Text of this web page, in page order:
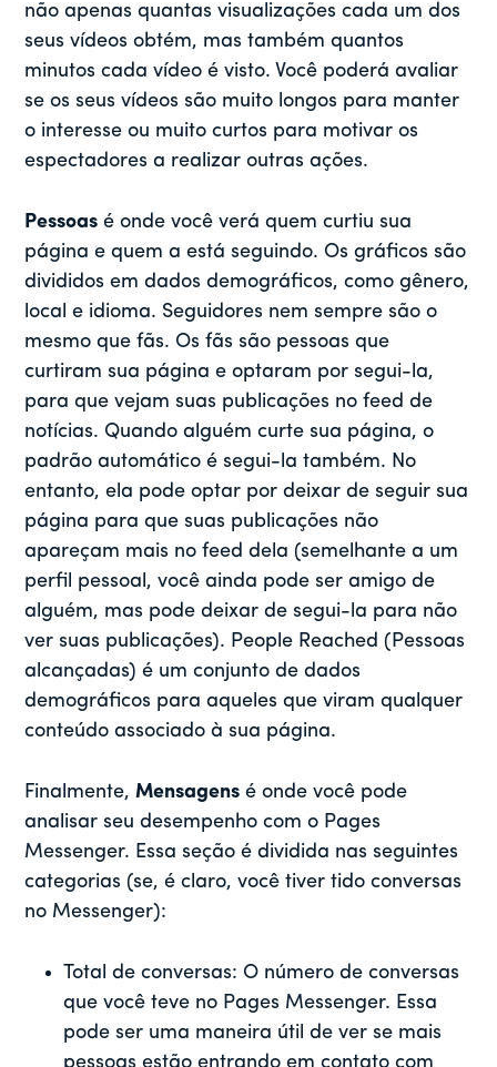
não apenas quantas visualizações cada um dos
seus vídeos obtém, mas também quantos
minutos cada vídeo é visto. Você poderá avaliar
se os seus vídeos são muito longos para manter
o interesse ou muito curtos para motivar os
espectadores a realizar outras ações.
Pessoas é onde você verá quem curtiu sua
página e quem a está seguindo. Os gráficos são
divididos em dados demográficos, como gênero,
local e idioma. Seguidores nem sempre são o
mesmo que fãs. Os fãs são pessoas que
curtiram sua página e optaram por segui-la,
para que vejam suas publicações no feed de
notícias. Quando alguém curte sua página, o
padrão automático é segui-la também. No
entanto, ela pode optar por deixar de seguir sua
página para que suas publicações não
apareçam mais no feed dela (semelhante a um
perfil pessoal, você ainda pode ser amigo de
alguém, mas pode deixar de segui-la para não
ver suas publicações). People Reached (Pessoas
alcançadas) é um conjunto de dados
demográficos para aqueles que viram qualquer
conteúdo associado à sua página.
Finalmente,Mensagens é onde você pode
analisar seu desempenho com o Pages
Messenger. Essa seção é dividida nas seguintes
categorias (se, é claro, você tiver tido conversas
no Messenger):
Total de conversas: O número de conversas
que você teve no Pages Messenger. Essa
pode ser uma maneira útil de ver se mais